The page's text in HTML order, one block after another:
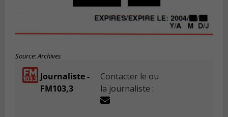
Source: Archives
Journaliste -
FM103,3
Contacter le ou
la journaliste :